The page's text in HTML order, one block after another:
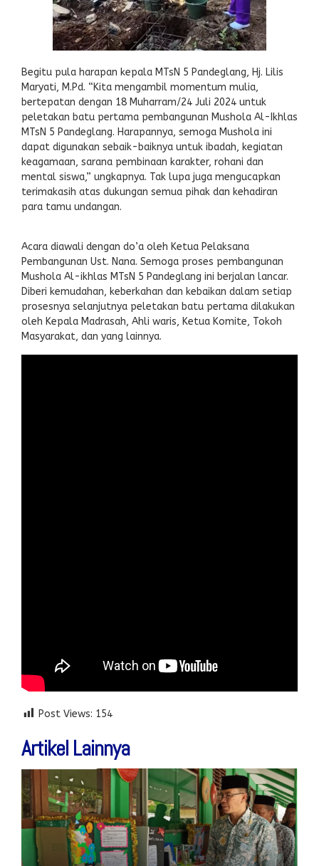
Begitu pula harapan kepala MTsN 5 Pandeglang, Hj. Lilis
Maryati, M.Pd. “Kita mengambil momentum mulia,
bertepatan dengan 18 Muharram/24 Juli 2024 untuk
peletakan batu pertama pembangunan Mushola Al-Ikhlas
MTsN 5 Pandeglang. Harapannya, semoga Mushola ini
dapat digunakan sebaik-baiknya untuk ibadah, kegiatan
keagamaan, sarana pembinaan karakter, rohani dan
mental siswa,” ungkapnya. Tak lupa juga mengucapkan
terimakasih atas dukungan semua pihak dan kehadiran
para tamu undangan.
Acara diawali dengan do’a oleh Ketua Pelaksana
Pembangunan Ust. Nana. Semoga proses pembangunan
Mushola Al-ikhlas MTsN 5 Pandeglang ini berjalan lancar.
Diberi kemudahan, keberkahan dan kebaikan dalam setiap
prosesnya selanjutnya peletakan batu pertama dilakukan
oleh Kepala Madrasah, Ahli waris, Ketua Komite, Tokoh
Masyarakat, dan yang lainnya.
Post Views: 154
Artikel Lainnya